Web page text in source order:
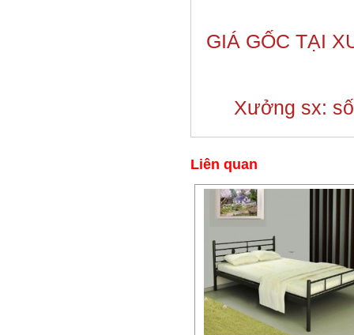
GIÁ GỐC TẠI
Xưởng sx:
Liên quan